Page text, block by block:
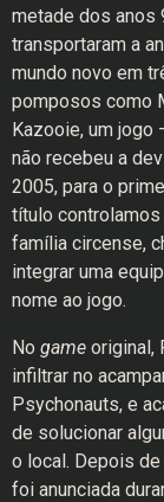
metade dos anos
transportaram a
mundo novo em
pomposos como
Kazooie, um
não recebeu a
2005, para o
título
família circense,
integrar uma
nome ao jogo.
No game original,
infiltrar no
Psychonauts, e
de solucionar
o local. Depois de
foi anunciada